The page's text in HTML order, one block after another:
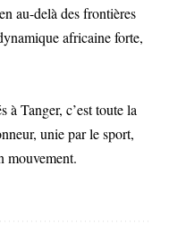
au-delà des frontières
africaine forte,
à Tanger, c’est toute la
unie par le sport,
mouvement.